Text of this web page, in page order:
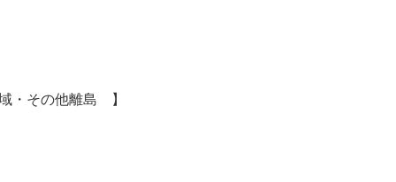
・その他離島 】